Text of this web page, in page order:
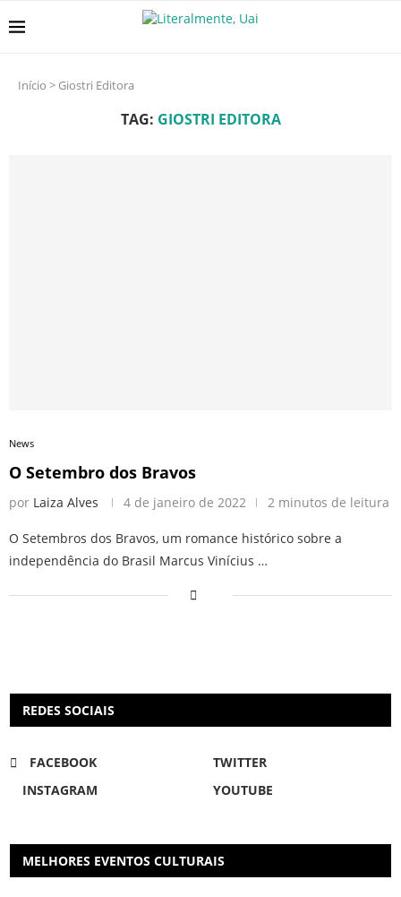
Início > Giostri Editora
TAG: GIOSTRI EDITORA
News
O Setembro dos Bravos
por Laiza Alves 4 de janeiro de 2022 2 minutos de leitura
O Setembros dos Bravos, um romance histórico sobre a
independência do Brasil Marcus Vinícius …
REDES SOCIAIS
FACEBOOK
TWITTER
INSTAGRAM
YOUTUBE
MELHORES EVENTOS CULTURAIS